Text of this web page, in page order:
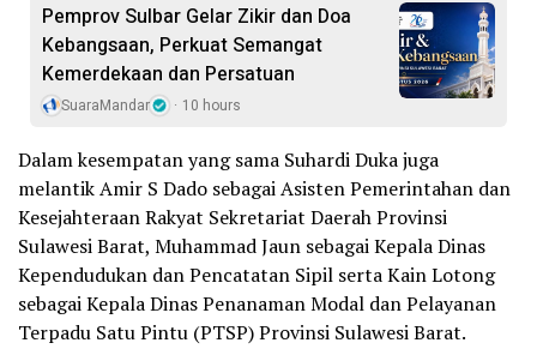
Pemprov Sulbar Gelar Zikir dan Doa
Kebangsaan, Perkuat Semangat
Kemerdekaan dan Persatuan
SuaraMandar 10 hours
Dalam kesempatan yang sama Suhardi Duka juga
melantik Amir S Dado sebagai Asisten Pemerintahan dan
Kesejahteraan Rakyat Sekretariat Daerah Provinsi
Sulawesi Barat, Muhammad Jaun sebagai Kepala Dinas
Kependudukan dan Pencatatan Sipil serta Kain Lotong
sebagai Kepala Dinas Penanaman Modal dan Pelayanan
Terpadu Satu Pintu (PTSP) Provinsi Sulawesi Barat.